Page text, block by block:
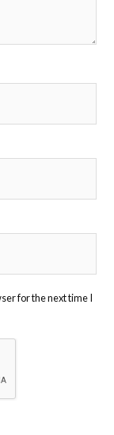
for the next time I